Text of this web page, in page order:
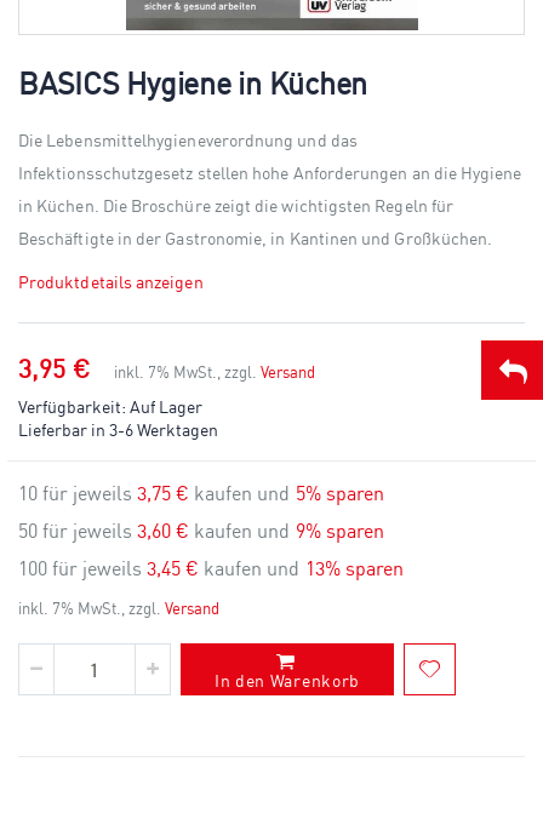
to
the
of
images
gallery
BASICS Hygiene in Küchen
Die Lebensmittelhygieneverordnung und das
Infektionsschutzgesetz stellen hohe Anforderungen an die Hygiene
in Küchen. Die Broschüre zeigt die wichtigsten Regeln für
Beschäftigte in der Gastronomie, in Kantinen und Großküchen.
Produktdetails anzeigen
3,95 € inkl. 7% MwSt., zzgl. Versand
Verfügbarkeit: Auf Lager
Lieferbar in 3-6 Werktagen
10 für jeweils 3,75 € kaufen und 5% sparen
50 für jeweils 3,60 € kaufen und 9% sparen
100 für jeweils 3,45 € kaufen und 13% sparen
inkl. 7% MwSt., zzgl. Versand
In den Warenkorb